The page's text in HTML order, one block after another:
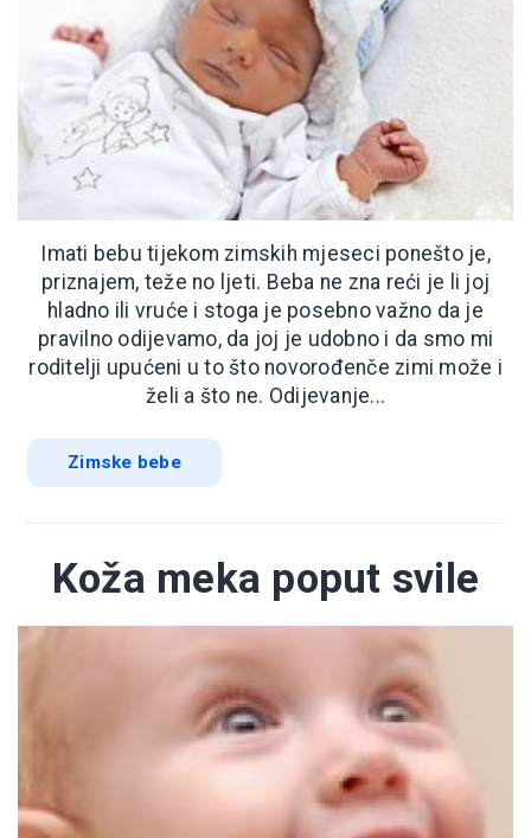
Imati bebu tijekom zimskih mjeseci ponešto je,
priznajem, teže no ljeti. Beba ne zna reći je li joj
hladno ili vruće i stoga je posebno važno da je
pravilno odijevamo, da joj je udobno i da smo mi
roditelji upućeni u to što novorođenče zimi može i
želi a što ne. Odijevanje...
Zimske bebe
Koža meka poput svile